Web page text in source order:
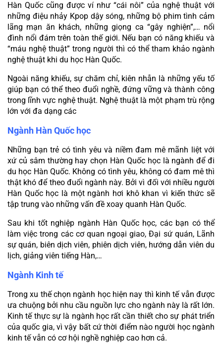
Hàn Quốc cũng được ví như “cái nôi” của nghệ thuật với
những điệu nhảy Kpop dậy sóng, những bộ phim tình cảm
lãng mạn ăn khách, những giọng ca “gây nghiện”,… nổi
đình nổi đám trên toàn thế giới. Nếu bạn có năng khiếu và
“máu nghệ thuật” trong người thì có thể tham khảo ngành
nghệ thuật khi du học Hàn Quốc.
Ngoài năng khiếu, sự chăm chỉ, kiên nhẫn là những yếu tố
giúp bạn có thể theo đuổi nghề, đứng vững và thành công
trong lĩnh vực nghệ thuật. Nghệ thuật là một phạm trù rộng
lớn với đa dạng các
Ngành Hàn Quốc học
Những bạn trẻ có tình yêu và niềm đam mê mãnh liệt với
xứ củ sâm thường hay chọn Hàn Quốc học là ngành để đi
du học Hàn Quốc. Không có tình yêu, không có đam mê thì
thật khó để theo đuổi ngành này. Bởi vì đối với nhiều người
Hàn Quốc học là một ngành hơi khô khan vì kiến thức sẽ
tập trung vào những vấn đề xoay quanh Hàn Quốc.
Sau khi tốt nghiệp ngành Hàn Quốc học, các bạn có thể
làm việc trong các cơ quan ngoại giao, Đại sứ quán, Lãnh
sự quán, biên dịch viên, phiên dịch viên, hướng dẫn viên du
lịch, giảng viên tiếng Hàn,…
Ngành Kinh tế
Trong xu thế chọn ngành học hiện nay thì kinh tế vẫn được
ưa chuộng bởi nhu cầu nguồn lực cho ngành này là rất lớn.
Kinh tế thực sự là ngành học rất cần thiết cho sự phát triển
của quốc gia, vì vậy bất cứ thời điểm nào người học ngành
kinh tế vẫn có cơ hội nghề nghiệp cao hơn cả.